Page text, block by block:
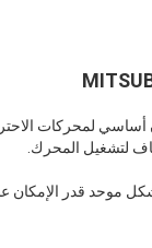
أساسي لمحركات
لتشغيل المحرك.